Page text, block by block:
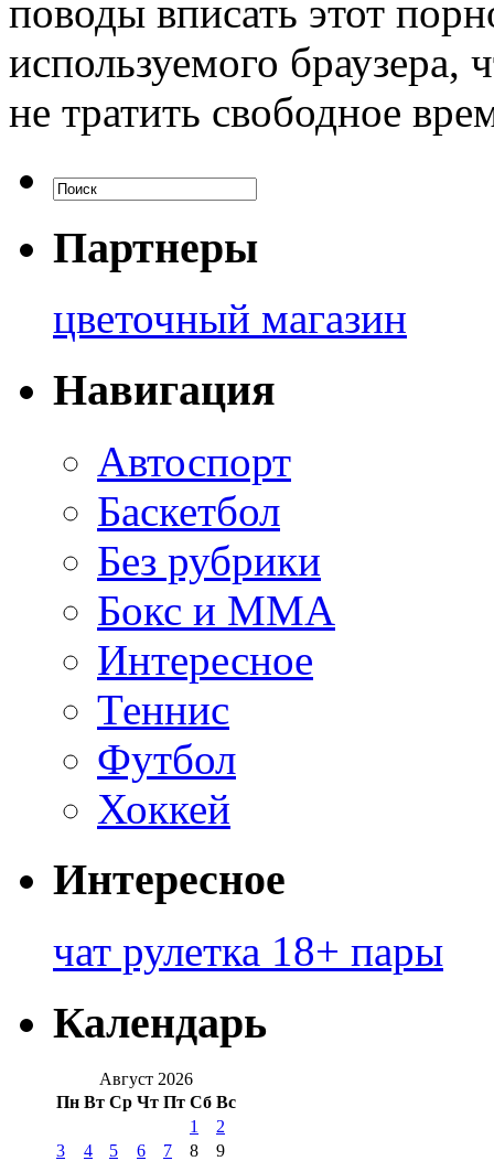
поводы вписать этот
используемого
не тратить свободное
Партнеры
цветочный магазин
Навигация
Автоспорт
Баскетбол
Без рубрики
Бокс и ММА
Интересное
Теннис
Футбол
Хоккей
Интересное
чат рулетка 18+ пары
Календарь
Август 2026
Пн Вт Ср Чт Пт Сб Вс
1
2
3
4 5 6 7 8
9